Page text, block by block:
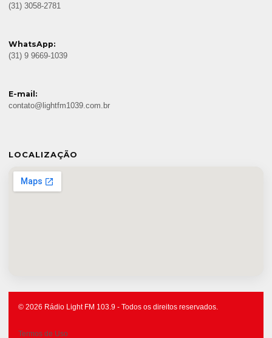
(31) 3058-2781
WhatsApp:
(31) 9 9669-1039
E-mail:
contato@lightfm1039.com.br
LOCALIZAÇÃO
© 2026 Rádio Light FM 103.9 - Todos os direitos reservados.
Termos de Uso